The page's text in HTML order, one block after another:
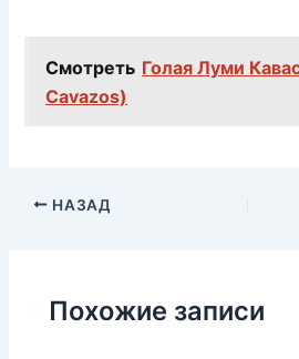
Смотреть Голая Луми
Cavazos)
НАЗАД
Похожие записи